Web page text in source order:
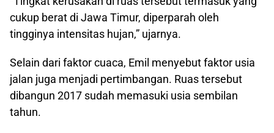
cukup berat di Jawa Timur, diperparah oleh
tingginya intensitas hujan,” ujarnya.
Selain dari faktor cuaca, Emil menyebut faktor usia
jalan juga menjadi pertimbangan. Ruas tersebut
dibangun 2017 sudah memasuki usia sembilan
tahun.